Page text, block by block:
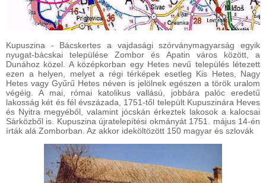
Kupuszina - Bácskertes a vajdasági szórványmagyarság egyik
nyugat-bácskai települése Zombor és Apatin város között, a
Dunához közel. A középkorban egy Hetes nevű település létezett
ezen a helyen, melyet a régi térképek esetleg Kis Hetes, Nagy
Hetes vagy Gyűrű Hetes néven is jelölnek egészen a török uralom
végéig. A mai, római katolikus vallású, jobbára palóc eredetű
lakosság két és fél évszázada, 1751-től települt Kupuszinára Heves
és Nyitra megyéből, valamint jócskán érkeztek lakosok a kalocsai
Sárközből is. Kupuszina újratelepítési okmányát 1751. május 14-én
írták alá Zomborban. Az akkor ideköltözött 150 magyar és szlovák